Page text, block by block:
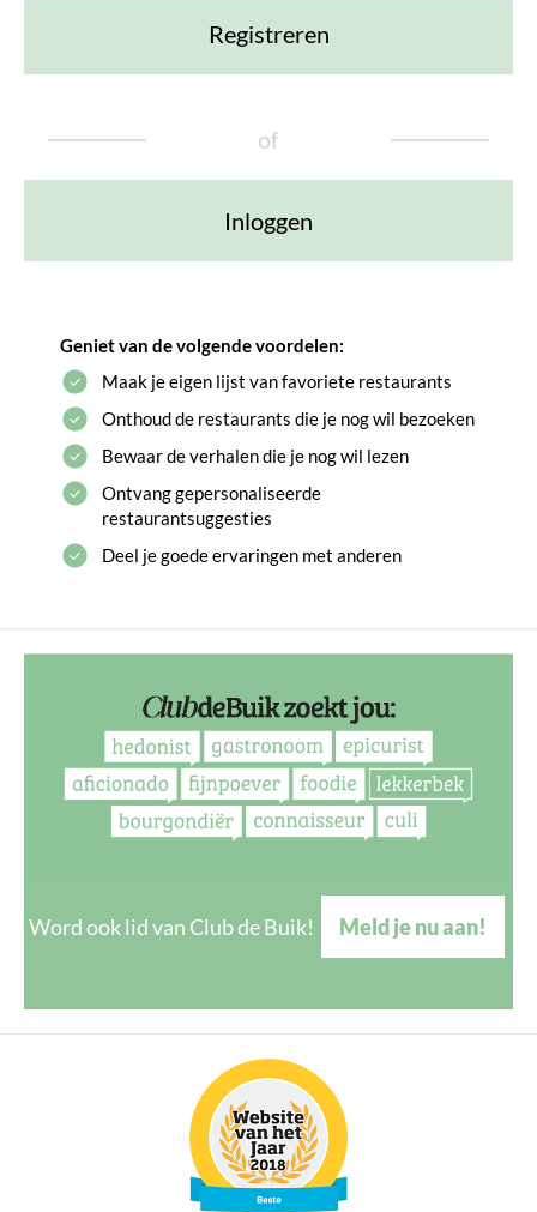
Registreren
of
Inloggen
Geniet van de volgende voordelen:
Maak je eigen lijst van favoriete restaurants
Onthoud de restaurants die je nog wil bezoeken
Bewaar de verhalen die je nog wil lezen
Ontvang gepersonaliseerde
restaurantsuggesties
Deel je goede ervaringen met anderen
Word ook lid van Club de Buik! Meld je nu aan!